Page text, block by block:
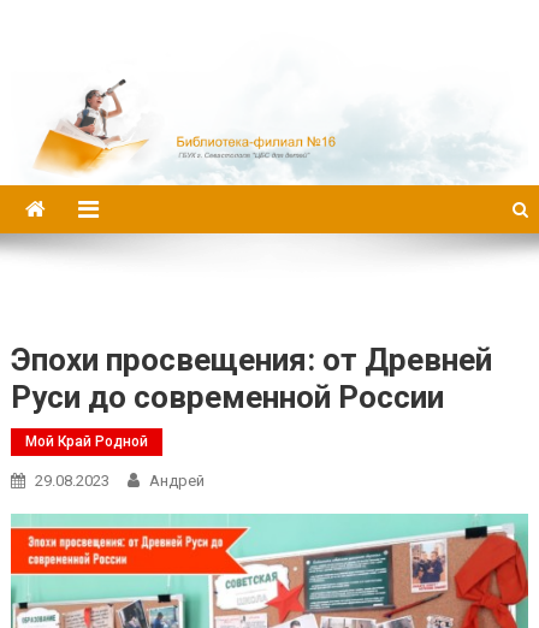
Эпохи просвещения: от Древней
Руси до современной России
Мой Край Родной
29.08.2023 Андрей